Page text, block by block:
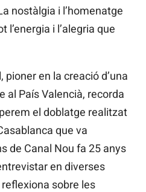
nostàlgia i l’homenatge
l’energia i l’alegria que
en la creació d’una
al País Valencià, recorda
el doblatge realitzat
que va
de Canal Nou fa 25 anys
en diverses
sobre les